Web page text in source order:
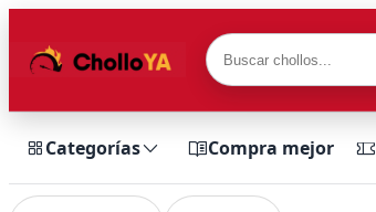
Categorías Compra mejor